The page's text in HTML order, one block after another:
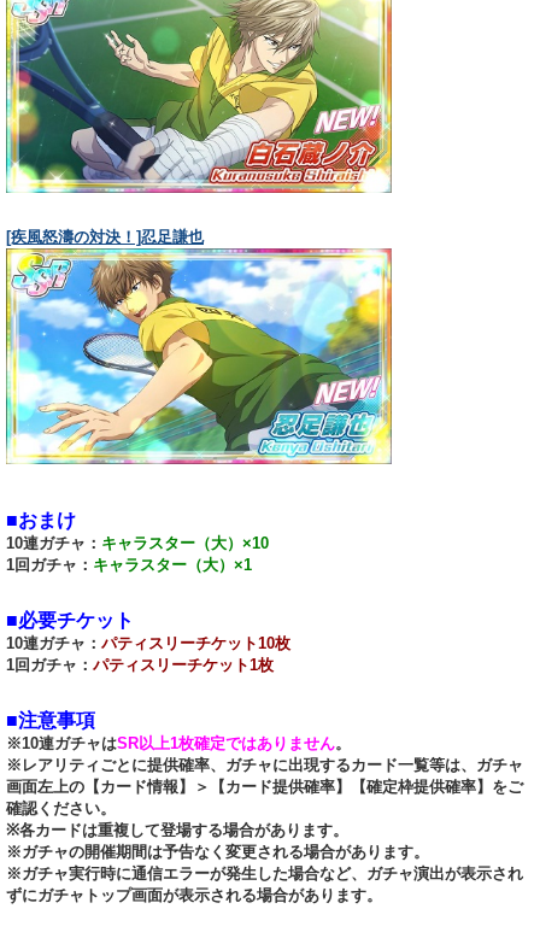
[疾風怒濤の対決！]忍足謙也
■おまけ
10連ガチャ： キャラスター（大）×10
1回ガチャ： キャラスター（大）×1
■必要チケット
10連ガチャ： パティスリーチケット10枚
1回ガチャ： パティスリーチケット1枚
■注意事項
※10連ガチャはSR以上1枚確定ではありません。
※レアリティごとに提供確率、ガチャに出現するカード一覧等は、ガチャ
画面左上の【カード情報】＞【カード提供確率】【確定枠提供確率】をご
確認ください。
※各カードは重複して登場する場合があります。
※ガチャの開催期間は予告なく変更される場合があります。
※ガチャ実行時に通信エラーが発生した場合など、ガチャ演出が表示され
ずにガチャトップ画面が表示される場合があります。